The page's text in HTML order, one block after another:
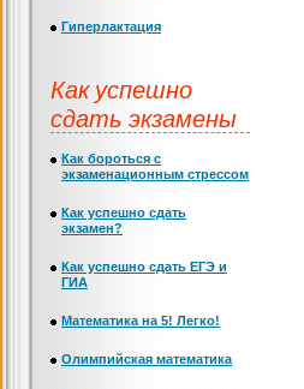
Гиперлактация
Как успешно
сдать экзамены
Как бороться с
экзаменационным стрессом
Как успешно сдать
экзамен?
Как успешно сдать ЕГЭ и
ГИА
Математика на 5! Легко!
Олимпийская математика